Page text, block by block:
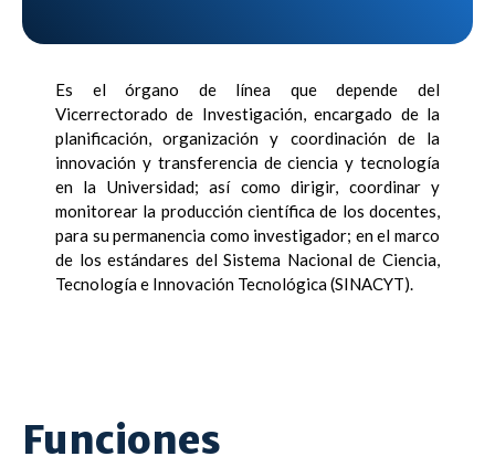
Es el órgano de línea que depende del
Vicerrectorado de Investigación, encargado de la
planificación, organización y coordinación de la
innovación y transferencia de ciencia y tecnología
en la Universidad; así como dirigir, coordinar y
monitorear la producción científica de los docentes,
para su permanencia como investigador; en el marco
de los estándares del Sistema Nacional de Ciencia,
Tecnología e Innovación Tecnológica (SINACYT).
Funciones